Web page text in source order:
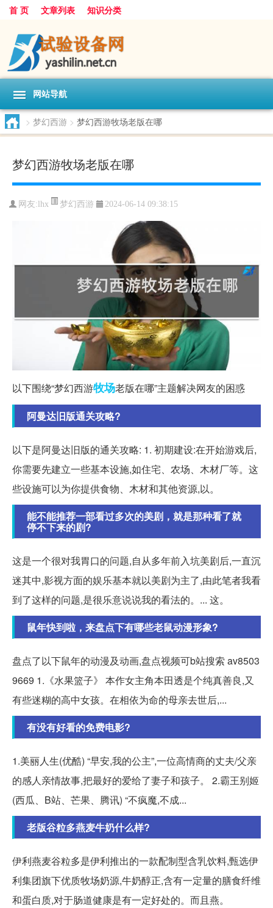
首 页 文章列表 知识分类
网站导航
> 梦幻西游 > 梦幻西游牧场老版在哪
梦幻西游牧场老版在哪
网友: lhx 梦幻西游 2024-06-14 09:38:15
以下围绕“梦幻西游牧场老版在哪”主题解决网友的困惑
阿曼达旧版通关攻略?
以下是阿曼达旧版的通关攻略: 1. 初期建设:在开始游戏后,
你需要先建立一些基本设施,如住宅、农场、木材厂等。这
些设施可以为你提供食物、木材和其他资源,以。
能不能推荐一部看过多次的美剧，就是那种看了就
停不下来的剧?
这是一个很对我胃口的问题,自从多年前入坑美剧后,一直沉
迷其中,影视方面的娱乐基本就以美剧为主了,由此笔者我看
到了这样的问题,是很乐意说说我的看法的。... 这。
鼠年快到啦，来盘点下有哪些老鼠动漫形象?
盘点了以下鼠年的动漫及动画,盘点视频可b站搜索 av8503
9669 1.《水果篮子》 本作女主角本田透是个纯真善良,又
有些迷糊的高中女孩。在相依为命的母亲去世后,...
有没有好看的免费电影?
1.美丽人生(优酷) “早安,我的公主”,一位高情商的丈夫/父亲
的感人亲情故事,把最好的爱给了妻子和孩子。 2.霸王别姬
(西瓜、B站、芒果、腾讯) “不疯魔,不成...
老版谷粒多燕麦牛奶什么样?
伊利燕麦谷粒多是伊利推出的一款配制型含乳饮料,甄选伊
利集团旗下优质牧场奶源,牛奶醇正,含有一定量的膳食纤维
和蛋白质,对于肠道健康是有一定好处的。而且燕。